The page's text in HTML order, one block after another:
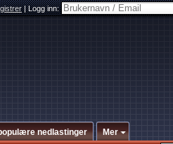
|Logg inn:
nedlastinger Mer